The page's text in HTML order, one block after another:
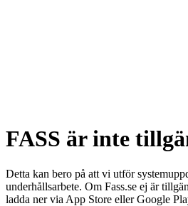
FASS är inte
Detta kan bero på att vi utför
underhållsarbete. Om Fass.se ej är
ladda ner via App Store eller Google